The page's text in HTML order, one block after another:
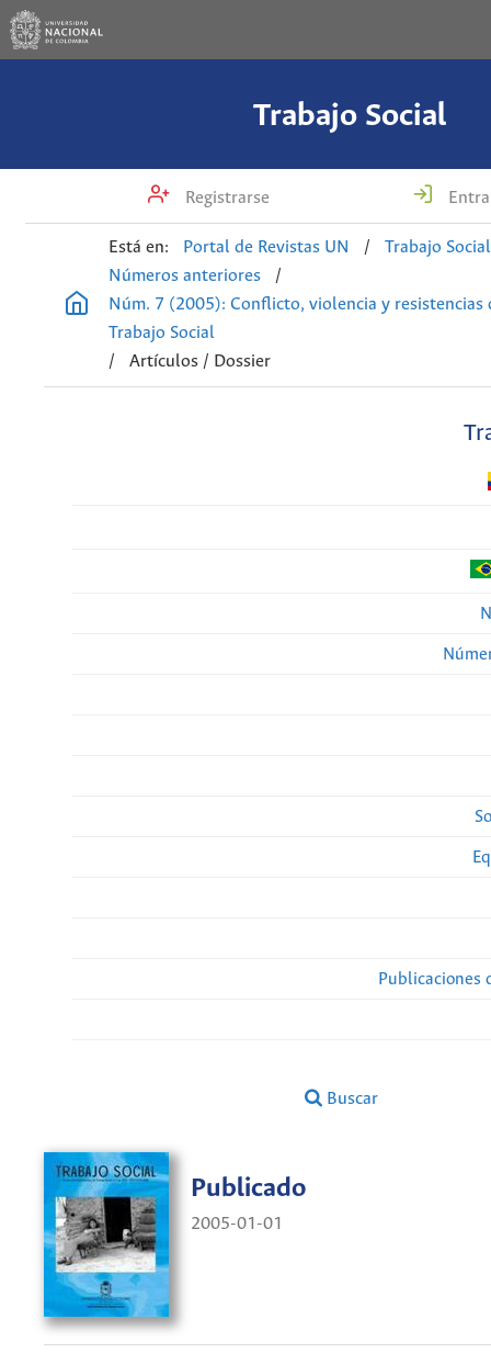
Trabajo Social
Registrarse
Está en: Portal de Revistas UN /
Trabajo Social
Números anteriores
/
Núm. 7 (2005): Conflicto, violencia y resistencias
Trabajo Social
/
Artículos / Dossier
Publicaciones
Buscar
Publicado
2005-01-01